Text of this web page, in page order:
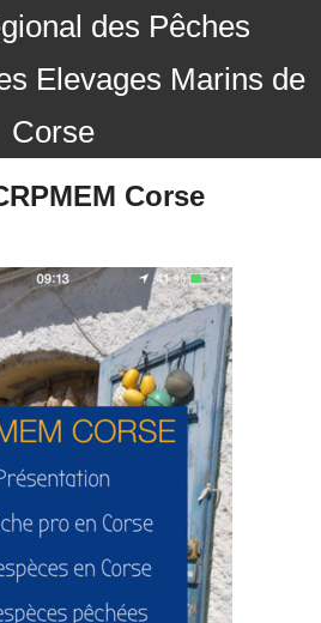
des Pêches
Elevages Marins de
Corse
Corse